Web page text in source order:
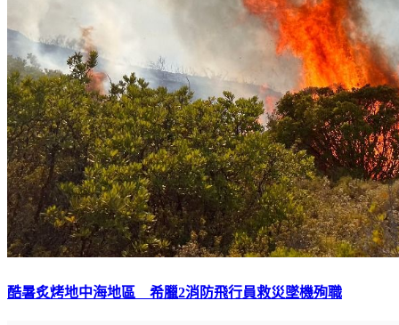
酷暑炙烤地中海地區 希臘2消防飛行員救災墜機殉職